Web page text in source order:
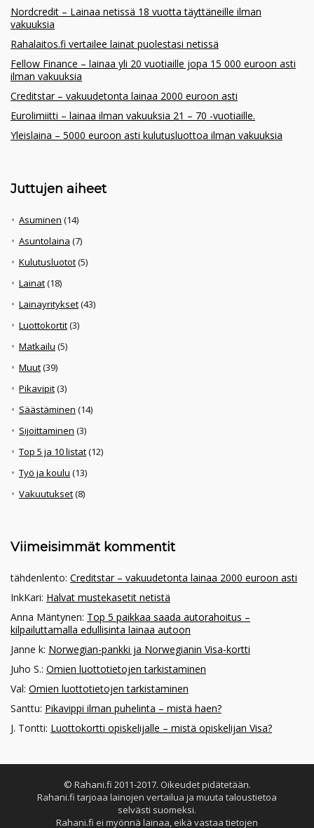
Nordcredit – Lainaa netissä 18 vuotta täyttäneille ilman
vakuuksia
Rahalaitos.fi vertailee lainat puolestasi netissä
Fellow Finance – lainaa yli 20 vuotiaille jopa 15 000 euroon asti
ilman vakuuksia
Creditstar – vakuudetonta lainaa 2000 euroon asti
Eurolimiitti – lainaa ilman vakuuksia 21 – 70 -vuotiaille.
Yleislaina – 5000 euroon asti kulutusluottoa ilman vakuuksia
Juttujen aiheet
Asuminen (14)
Asuntolaina (7)
Kulutusluotot(5)
Lainat(18)
Lainayritykset(43)
Luottokortit(3)
Matkailu (5)
Muut(39)
Pikavipit(3)
Säästäminen (14)
Sijoittaminen (3)
Top 5 ja 10 listat(12)
Työ ja koulu (13)
Vakuutukset(8)
Viimeisimmät kommentit
tähdenlento: Creditstar – vakuudetonta lainaa 2000 euroon asti
InkKari: Halvat mustekasetit netistä
Anna Mäntynen: Top 5 paikkaa saada autorahoitus –
kilpailuttamalla edullisinta lainaa autoon
Janne k: Norwegian-pankki ja Norwegianin Visa-kortti
Juho S.: Omien luottotietojen tarkistaminen
Val: Omien luottotietojen tarkistaminen
Santtu: Pikavippi ilman puhelinta – mistä haen?
J. Tontti: Luottokortti opiskelijalle – mistä opiskelijan Visa?
© Rahani.fi 2011-2017. Oikeudet pidätetään.
Rahani.fi tarjoaa lainojen vertailua ja muuta taloustietoa
selvästi suomeksi.
Rahani.fi ei myönnä lainaa, eikä vastaa tietojen